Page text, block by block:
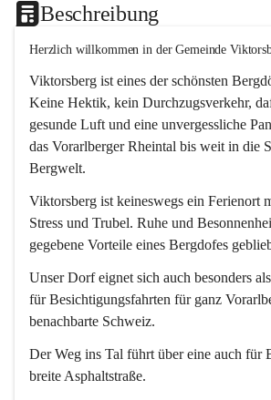
Beschreibung
Herzlich willkommen in der Gemeinde
Viktorsberg ist eines der schönsten
Keine Hektik, kein Durchzugsverkehr,
gesunde Luft und eine unvergessliche
das Vorarlberger Rheintal bis weit in die
Bergwelt.
Viktorsberg ist keineswegs ein Ferienort
Stress und Trubel. Ruhe und
gegebene Vorteile eines Bergdofes
Unser Dorf eignet sich auch besonders
für Besichtigungsfahrten für ganz
benachbarte Schweiz.
Der Weg ins Tal führt über eine auch für
breite Asphaltstraße.